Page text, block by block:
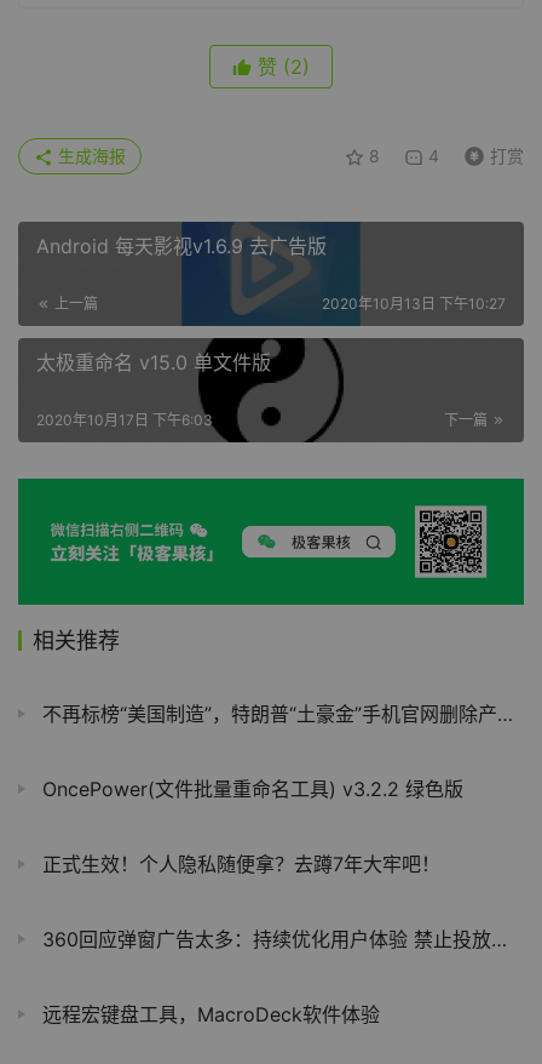
赞 (2)
8 4 打赏
生成海报
Android 每天影视v1.6.9 去广告版
上一篇 2020年10月13日 下午10:27
太极重命名 v15.0 单文件版
下一篇
2020年10月17日 下午6:03
相关推荐
不再标榜“美国制造”，特朗普“土豪金”手机官网删除产地有关描述
OncePower(文件批量重命名工具) v3.2.2 绿色版
正式生效！个人隐私随便拿？去蹲7年大牢吧！
360回应弹窗广告太多：持续优化用户体验 禁止投放诈骗、低俗内容
远程宏键盘工具，MacroDeck软件体验